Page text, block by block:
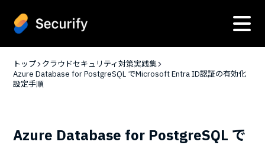
トップ
クラウドセキュリティ対策実践集
Azure Database for PostgreSQL でMicrosoft Entra ID認証の有効化
設定手順
Azure Database for PostgreSQL で